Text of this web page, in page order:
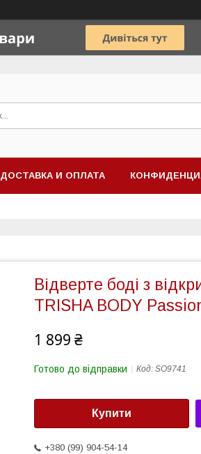
ДОСТАВКА И ОПЛАТА
Відверте боді з
TRISHA BODY
1 899 ₴
Готово до відправки Код: SO9741
Купити
+380 (99) 904-54-14